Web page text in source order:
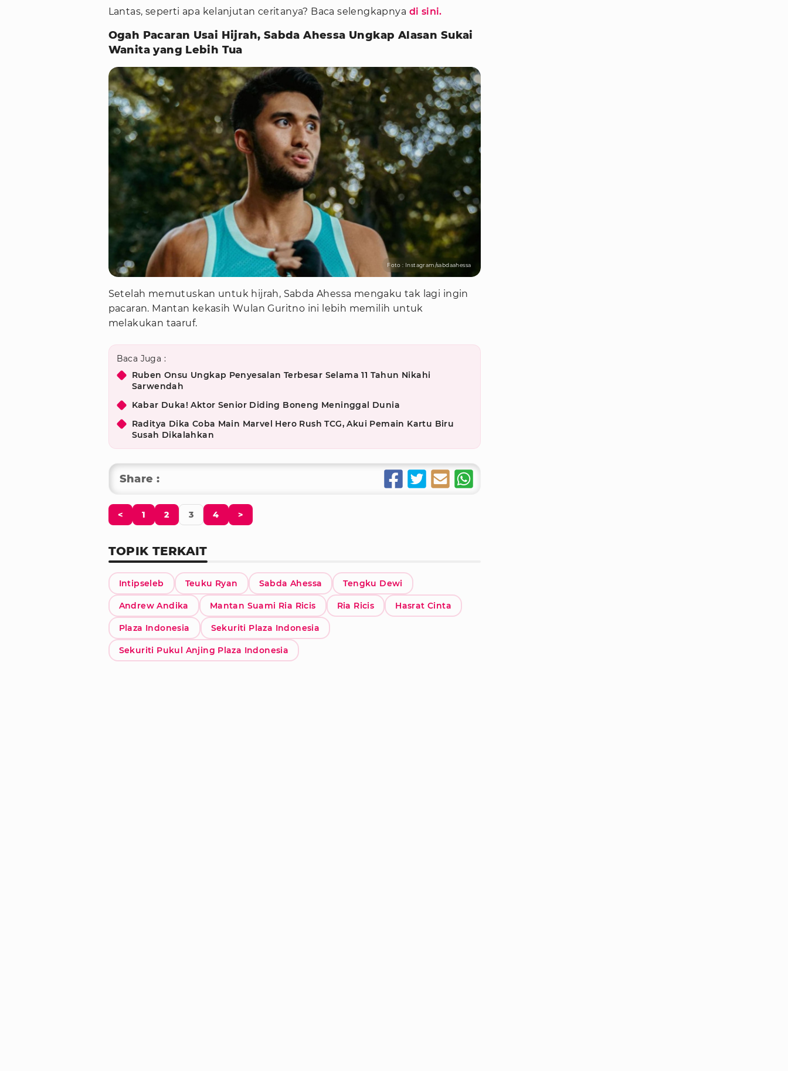
Lantas, seperti apa kelanjutan ceritanya? Baca selengkapnya di sini.
Ogah Pacaran Usai Hijrah, Sabda Ahessa Ungkap Alasan Sukai
Wanita yang Lebih Tua
Foto : Instagram/sabdaahessa
Setelah memutuskan untuk hijrah, Sabda Ahessa mengaku tak lagi ingin
pacaran. Mantan kekasih Wulan Guritno ini lebih memilih untuk
melakukan taaruf.
Baca Juga :
Ruben Onsu Ungkap Penyesalan Terbesar Selama 11 Tahun Nikahi
Sarwendah
Kabar Duka! Aktor Senior Diding Boneng Meninggal Dunia
Raditya Dika Coba Main Marvel Hero Rush TCG, Akui Pemain Kartu Biru
Susah Dikalahkan
Share :
< 1 2 3 4 >
TOPIK TERKAIT
Intipseleb Teuku Ryan Sabda Ahessa Tengku Dewi
Andrew Andika Mantan Suami Ria Ricis Ria Ricis Hasrat Cinta
Plaza Indonesia Sekuriti Plaza Indonesia
Sekuriti Pukul Anjing Plaza Indonesia